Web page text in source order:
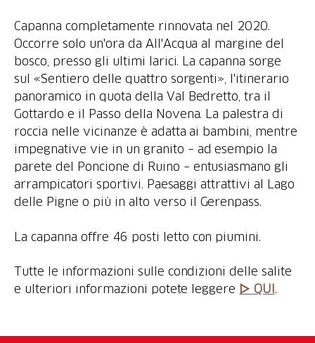
Capanna completamente rinnovata nel 2020.
Occorre solo un'ora da All'Acqua al margine del
bosco, presso gli ultimi larici. La capanna sorge
sul «Sentiero delle quattro sorgenti», l'itinerario
panoramico in quota della Val Bedretto, tra il
Gottardo e il Passo della Novena. La palestra di
roccia nelle vicinanze è adatta ai bambini, mentre
impegnative vie in un granito – ad esempio la
parete del Poncione di Ruino – entusiasmano gli
arrampicatori sportivi. Paesaggi attrattivi al Lago
delle Pigne o più in alto verso il Gerenpass.
La capanna offre 46 posti letto con piumini.
Tutte le informazioni sulle condizioni delle salite
e ulteriori informazioni potete leggere ▷ QUI.